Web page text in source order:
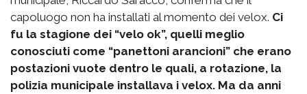
capoluogo non ha installati al momento dei velox. Ci
fu la stagione dei “velo ok”, quelli meglio
conosciuti come “panettoni arancioni” che erano
postazioni vuote dentro le quali, a rotazione, la
polizia municipale installava i velox. Ma da anni